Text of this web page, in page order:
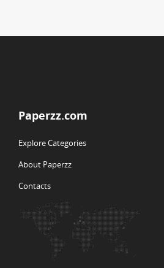
Paperzz.com
Explore Categories
About Paperzz
Contacts